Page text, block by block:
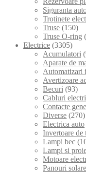
Siguranta
Trotinete
Truse (150)
Truse O-ring
Electrice (3305)
Acumulatori
Aparate de
Automatizari
Avertizoare
Becuri (93)
Cabluri
Contacte
Diverse (270)
Electrica auto
Invertoare de
Lampi bec
Lampi si
Motoare
Panouri solare